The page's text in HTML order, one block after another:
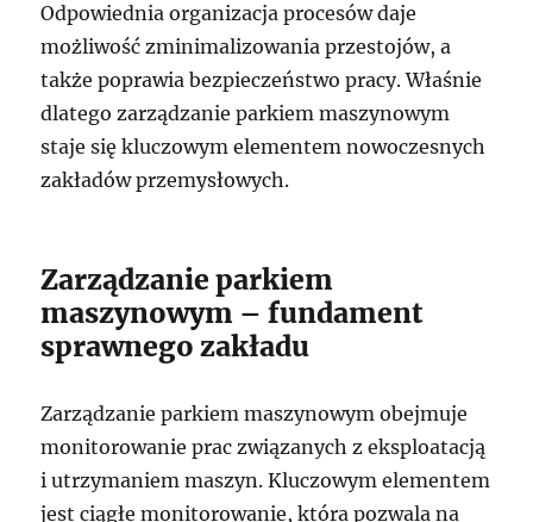
Odpowiednia organizacja procesów daje
możliwość zminimalizowania przestojów, a
także poprawia bezpieczeństwo pracy. Właśnie
dlatego zarządzanie parkiem maszynowym
staje się kluczowym elementem nowoczesnych
zakładów przemysłowych.
Zarządzanie parkiem
maszynowym – fundament
sprawnego zakładu
Zarządzanie parkiem maszynowym obejmuje
monitorowanie prac związanych z eksploatacją
i utrzymaniem maszyn. Kluczowym elementem
jest ciągłe monitorowanie, która pozwala na